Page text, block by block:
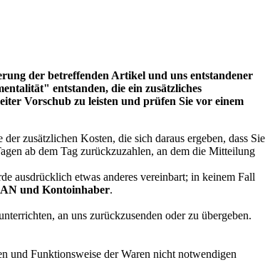
der betreffenden Artikel und uns entstandener
entstanden, die ein zusätzliches
Vorschub zu leisten und prüfen Sie vor einem
zusätzlichen Kosten, die sich daraus ergeben, dass Sie
ab dem Tag zurückzuzahlen, an dem die Mitteilung
ausdrücklich etwas anderes vereinbart; in keinem Fall
und Kontoinhaber.
an uns zurückzusenden oder zu übergeben.
und Funktionsweise der Waren nicht notwendigen